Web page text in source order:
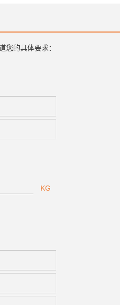
您的具体要求：
KG